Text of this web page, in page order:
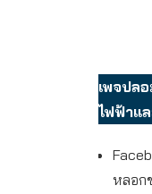
เพจปล
ไฟฟ้าแ
หลอก